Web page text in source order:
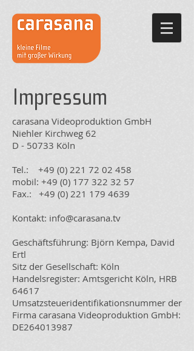
Impressum
carasana Videoproduktion GmbH
Niehler Kirchweg 62
D - 50733 Köln
Tel.: +49 (0) 221 72 02 458
mobil: +49 (0) 177 322 32 57
Fax.: +49 (0) 221 179 4639
Kontakt: info@carasana.tv
Geschäftsführung: Björn Kempa, David
Ertl
Sitz der Gesellschaft: Köln
Handelsregister: Amtsgericht Köln, HRB
64617
Umsatzsteueridentifikationsnummer der
Firma carasana Videoproduktion GmbH:
DE264013987